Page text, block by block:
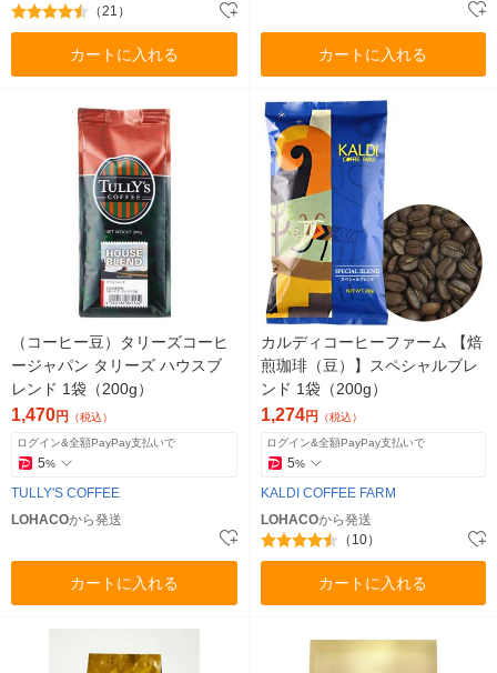
（21）
カートに入れる カートに入れる
（コーヒー豆）タリーズコーヒ
ージャパン タリーズ ハウスブ
レンド 1袋（200g）
1,470円 （税込）
ログイン&全額PayPay支払いで
5%
TULLY'S COFFEE
LOHACOから発送
カートに入れる
カルディコーヒーファーム 【焙
煎珈琲（豆）】スペシャルブレ
ンド 1袋（200g）
1,274円 （税込）
ログイン&全額PayPay支払いで
5%
KALDI COFFEE FARM
LOHACOから発送
（10）
カートに入れる